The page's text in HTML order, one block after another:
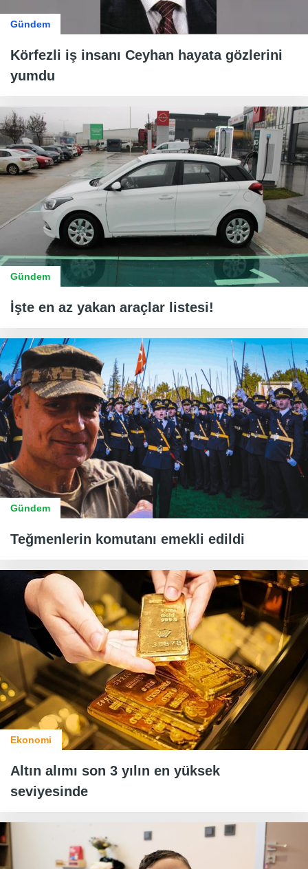
Gündem
Körfezli iş insanı Ceyhan hayata gözlerini
yumdu
Gündem
İşte en az yakan araçlar listesi!
Gündem
Teğmenlerin komutanı emekli edildi
Ekonomi
Altın alımı son 3 yılın en yüksek
seviyesinde